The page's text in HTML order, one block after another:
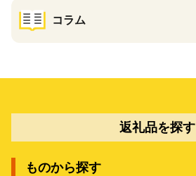
コラム
返礼品を探す
ものから探す